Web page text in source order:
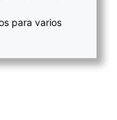
para varios